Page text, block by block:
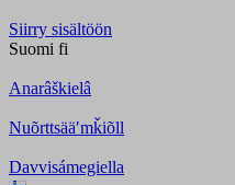
Siirry sisältöön
Suomi fi
Anarâškielâ
Nuõrttsääʹmǩiõll
Davvisámegiella